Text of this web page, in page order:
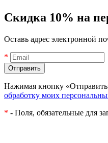
Скидка 10% на
Оставь адрес электронной
*
Нажимая кнопку
обработку моих
* - Поля, обязательные для